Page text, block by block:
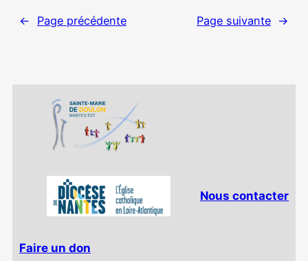
← Page précédente Page suivante →
Nous contacter
Faire un don